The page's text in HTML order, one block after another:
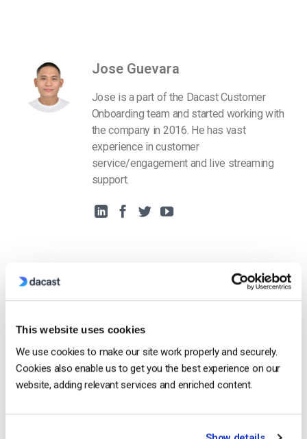
This website uses cookies
We use cookies to make our site work properly and securely.
Cookies also enable us to get you the best experience on our
website, adding relevant services and enriched content.
Jose Guevara
Jose is a part of the Dacast Customer
Onboarding team and started working with
the company in 2016. He has vast
experience in customer
service/engagement and live streaming
support.
Get Started!
Start streaming immediately